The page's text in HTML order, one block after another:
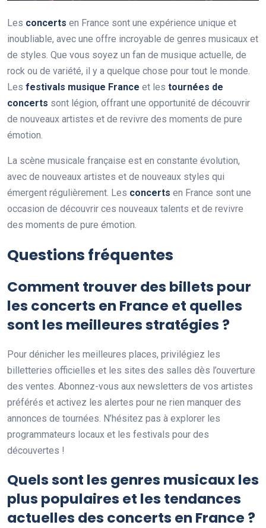
Les concerts en France sont une expérience unique et
inoubliable, avec une offre incroyable de genres musicaux et
de styles. Que vous soyez un fan de musique actuelle, de
rock ou de variété, il y a quelque chose pour tout le monde.
Les festivals musique France et les tournées de
concerts sont légion, offrant une opportunité de découvrir
de nouveaux artistes et de revivre des moments de pure
émotion.
La scène musicale française est en constante évolution,
avec de nouveaux artistes et de nouveaux styles qui
émergent régulièrement. Les concerts en France sont une
occasion de découvrir ces nouveaux talents et de revivre
des moments de pure émotion.
Questions fréquentes
Comment trouver des billets pour
les concerts en France et quelles
sont les meilleures stratégies ?
Pour dénicher les meilleures places, privilégiez les
billetteries officielles et les sites des salles dès l’ouverture
des ventes. Abonnez-vous aux newsletters de vos artistes
préférés et activez les alertes pour ne rien manquer des
annonces de tournées. N’hésitez pas à explorer les
programmateurs locaux et les festivals pour des
découvertes !
Quels sont les genres musicaux les
plus populaires et les tendances
actuelles des concerts en France ?